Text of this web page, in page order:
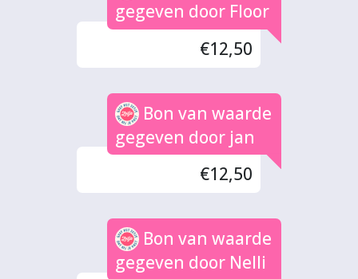
gegeven door Floor
€12,50
Bon van waarde
gegeven door jan
€12,50
Bon van waarde
gegeven door Nelli